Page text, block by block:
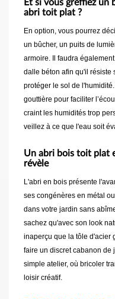
Et si vous greffiez un
abri toit plat ?
En option, vous pourrez
un bûcher, un puits de
armoire. Il faudra
dalle béton afin qu'il résiste
protéger le sol de
gouttière pour faciliter
craint les humidités trop
veillez à ce que l'eau soit
Un abri bois toit plat
révèle
L'abri en bois présente
ses congénères en métal
dans votre jardin sans
sachez qu'avec son look
inaperçu que la tôle d'acier
faire un discret cabanon de
simple atelier, où bricoler
loisir créatif.